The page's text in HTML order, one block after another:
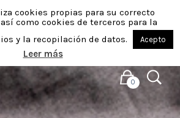
0
cookies propias para su correcto
como cookies de terceros para la
y la recopilación de datos.
Acepto
Leer más